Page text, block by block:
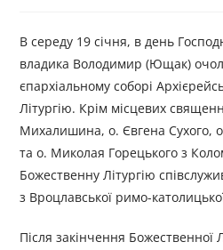
В середу 19 січня, в день
владика Володимир (Ющак)
єпархіальному соборі
Літургію. Крім місцевих
Михалишина, о. Євгена Сухого,
та о. Миколая Горецького з
Божественну Літургію
з Вроцлавської римо-
Після закінчення Божественної